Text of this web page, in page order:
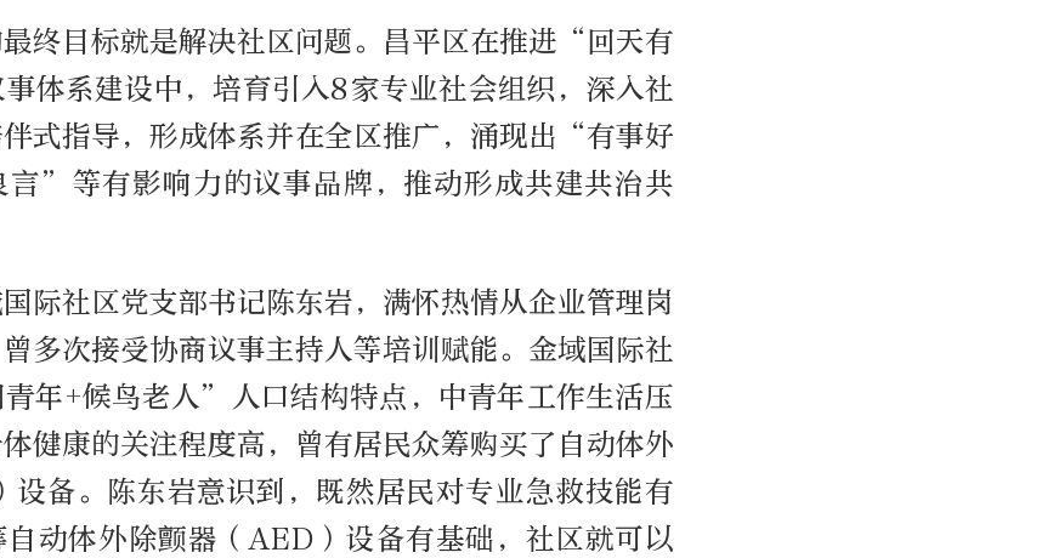
终目标就是解决社区问题。昌平区在推进“回天有
体系建设中，培育引入8家专业社会组织，深入社
式指导，形成体系并在全区推广，涌现出“有事好
”等有影响力的议事品牌，推动形成共建共治共
际社区党支部书记陈东岩，满怀热情从企业管理岗
多次接受协商议事主持人等培训赋能。金域国际社
年+候鸟老人”人口结构特点，中青年工作生活压
健康的关注程度高，曾有居民众筹购买了自动体外
设备。陈东岩意识到，既然居民对专业急救技能有
自动体外除颤器（AED）设备有基础，社区就可以